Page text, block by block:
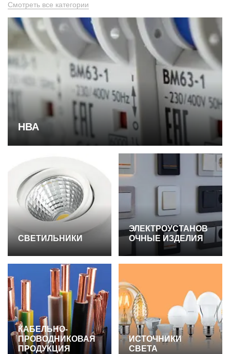
Смотреть все категории
НВА
СВЕТИЛЬНИКИ
ЭЛЕКТРОУСТАНОВ
ОЧНЫЕ ИЗДЕЛИЯ
КАБЕЛЬНО-
ПРОВОДНИКОВАЯ
ПРОДУКЦИЯ
ИСТОЧНИКИ
СВЕТА